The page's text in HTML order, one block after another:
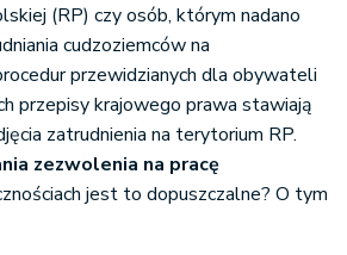
(RP) czy osób, którym nadano
cudzoziemców na
przewidzianych dla obywateli
przepisy krajowego prawa stawiają
zatrudnienia na terytorium RP.
zezwolenia na pracę
jest to dopuszczalne? O tym